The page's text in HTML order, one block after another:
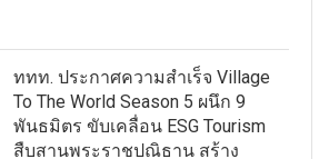
ททท. ประกาศความสำเร็จ Village
To The World Season 5 ผนึก 9
พันธมิตร ขับเคลื่อน ESG Tourism
สืบสานพระราชปณิธาน สร้าง